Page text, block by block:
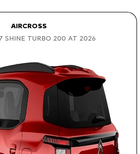
AIRCROSS
SHINE TURBO 200 AT 2026